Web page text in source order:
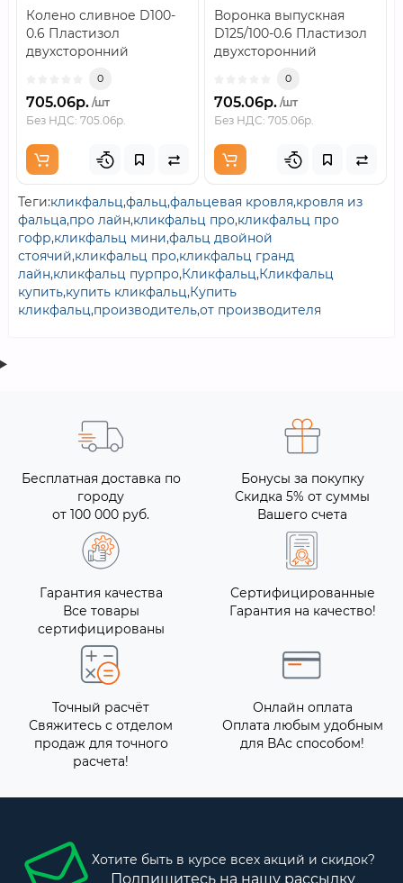
Колено сливное D100-
0.6 Пластизол
двухсторонний
0
705.06р. /шт
Без НДС: 705.06р.
Воронка выпускная
D125/100-0.6 Пластизол
двухсторонний
0
705.06р. /шт
Без НДС: 705.06р.
Теги:кликфальц,фальц,фальцевая кровля,кровля из
фальца,про лайн,кликфальц про,кликфальц про
гофр,кликфальц мини,фальц двойной
стоячий,кликфальц про,кликфальц гранд
лайн,кликфальц пурпро,Кликфальц,Кликфальц
купить,купить кликфальц,Купить
кликфальц,производитель,от производителя
Бесплатная доставка по
городу
от 100 000 руб.
Бонусы за покупку
Скидка 5% от суммы
Вашего счета
Гарантия качества
Все товары
сертифицированы
Сертифицированные
Гарантия на качество!
Точный расчёт
Свяжитесь с отделом
продаж для точного
расчета!
Онлайн оплата
Оплата любым удобным
для ВАс способом!
Хотите быть в курсе всех акций и скидок?
Подпишитесь на нашу рассылку